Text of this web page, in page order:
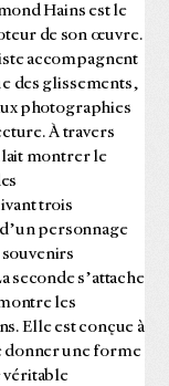
Hains est le
de son œuvre.
accompagnent
des glissements,
photographies
À travers
montrer le
trois
personnage
seconde s’attache
les
Elle est conçue à
donner une forme
véritable